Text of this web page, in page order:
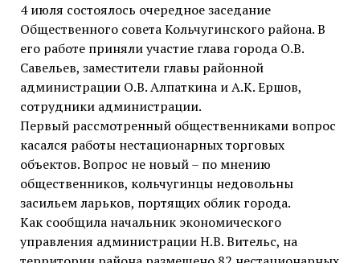
4 июля состоялось очередное заседание
Общественного совета Кольчугинского района. В
его работе приняли участие глава города О.В.
Савельев, заместители главы районной
администрации О.В. Алпаткина и А.К. Ершов,
сотрудники администрации.
Первый рассмотренный общественниками вопрос
касался работы нестационарных торговых
объектов. Вопрос не новый – по мнению
общественников, кольчугинцы недовольны
засильем ларьков, портящих облик города.
Как сообщила начальник экономического
управления администрации Н.В. Вительс, на